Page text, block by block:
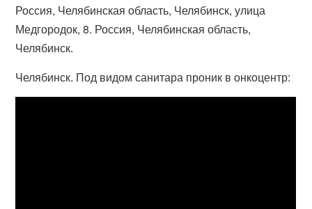
Россия, Челябинская область, Челябинск, улица
Медгородок, 8. Россия, Челябинская область,
Челябинск.
Челябинск. Под видом санитара проник в онкоцентр: